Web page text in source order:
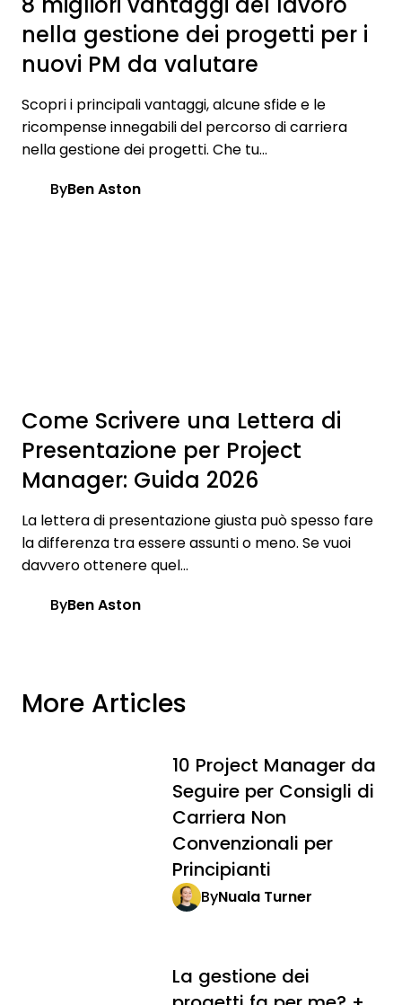
8 migliori vantaggi del lavoro
nella gestione dei progetti per i
nuovi PM da valutare
Scopri i principali vantaggi, alcune sfide e le
ricompense innegabili del percorso di carriera
nella gestione dei progetti. Che tu...
ByBen Aston
Come Scrivere una Lettera di
Presentazione per Project
Manager: Guida 2026
La lettera di presentazione giusta può spesso fare
la differenza tra essere assunti o meno. Se vuoi
davvero ottenere quel...
ByBen Aston
More Articles
10 Project Manager da
Seguire per Consigli di
Carriera Non
Convenzionali per
Principianti
ByNuala Turner
La gestione dei